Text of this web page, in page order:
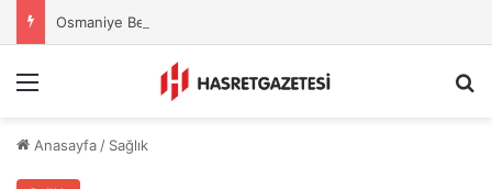
Osmaniye Belediyesi’nden Sahte Aramalara Kritik Uyarı
Anasayfa / Sağlık